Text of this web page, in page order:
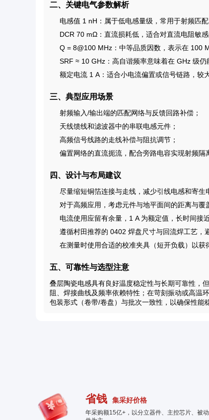
二、关键电气参数解析
电感值 1 nH：属于低电感量级，常用于射频匹
DCR 70 mΩ：直流损耗低，适合对直流电阻敏
Q = 8@100 MHz：中等品质因数，表示在 100
SRF ≈ 10 GHz：高自谐频率意味着在 GHz 级仍
额定电流 1 A：适合小电流偏置或信号链路，较
三、典型应用场景
射频输入/输出端的匹配网络与反馈回路补偿；
天线馈线和滤波器中的串联电感元件；
高频信号线路的走线补偿与阻抗调节；
偏置网络的直流扼流，配合旁路电容实现射频隔
四、设计与布局建议
尽量缩短铜箔连接与走线，减少引线电感和寄生
对于高频应用，考虑元件与地平面间的距离与覆
电流使用应留有余量，1 A 为额定值，长时间接
遵循村田推荐的 0402 焊盘尺寸与回流焊工艺，
在测量时使用合适的校准夹具（短开负载）以获
五、可靠性与选型注意
叠层陶瓷电感具有良好温度稳定性与长期可靠性，
阻、焊接曲线及频率依赖特性；在苛刻振动或高温
包装形式（卷带/卷盘）与批次一致性，以确保性能
省钱 集采好价格
年采购额15亿+，以分立器件、主控芯片、被